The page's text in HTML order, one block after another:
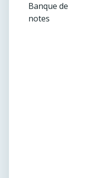
Banque de
notes